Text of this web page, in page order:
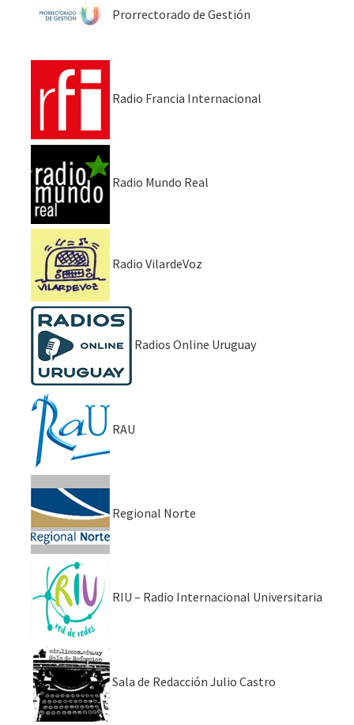
Prorrectorado de Gestión
Radio Francia Internacional
Radio Mundo Real
Radio VilardeVoz
Radios Online Uruguay
RAU
Regional Norte
RIU – Radio Internacional Universitaria
Sala de Redacción Julio Castro